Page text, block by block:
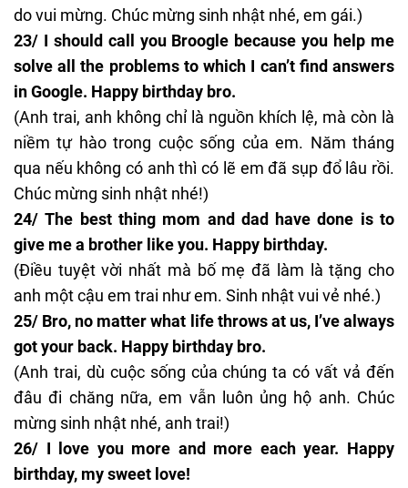
do vui mừng. Chúc mừng sinh nhật nhé, em gái.)
23/ I should call you Broogle because you help me
solve all the problems to which I can’t find answers
in Google. Happy birthday bro.
(Anh trai, anh không chỉ là nguồn khích lệ, mà còn là
niềm tự hào trong cuộc sống của em. Năm tháng
qua nếu không có anh thì có lẽ em đã sụp đổ lâu rồi.
Chúc mừng sinh nhật nhé!)
24/ The best thing mom and dad have done is to
give me a brother like you. Happy birthday.
(Điều tuyệt vời nhất mà bố mẹ đã làm là tặng cho
anh một cậu em trai như em. Sinh nhật vui vẻ nhé.)
25/ Bro, no matter what life throws at us, I’ve always
got your back. Happy birthday bro.
(Anh trai, dù cuộc sống của chúng ta có vất vả đến
đâu đi chăng nữa, em vẫn luôn ủng hộ anh. Chúc
mừng sinh nhật nhé, anh trai!)
26/ I love you more and more each year. Happy
birthday, my sweet love!